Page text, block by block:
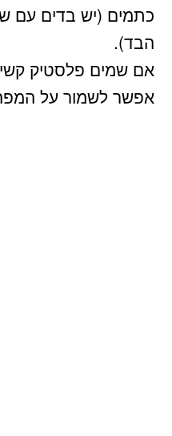
כתמים (יש בדים עם
הבד).
אם שמים פלסטיק
אפשר לשמור על